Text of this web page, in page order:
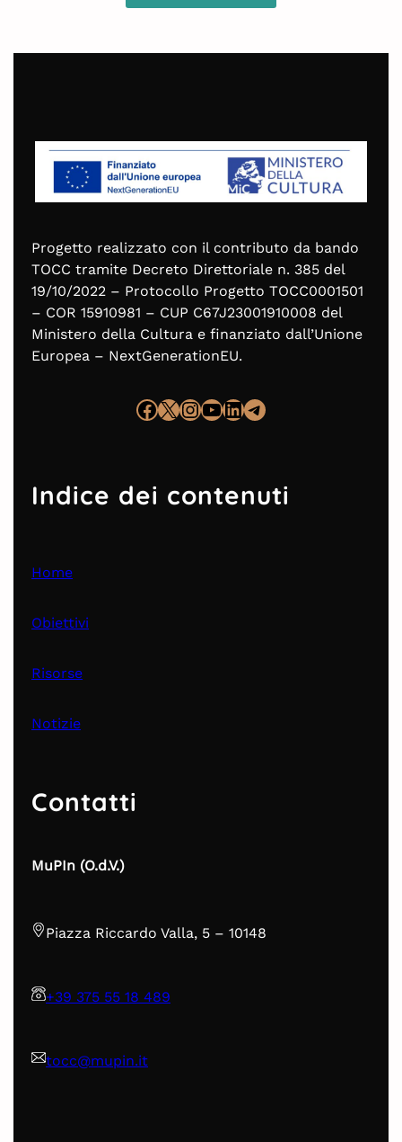
Progetto realizzato con il contributo da bando
TOCC tramite Decreto Direttoriale n. 385 del
19/10/2022 – Protocollo Progetto TOCC0001501
– COR 15910981 – CUP C67J23001910008 del
Ministero della Cultura e finanziato dall’Unione
Europea – NextGenerationEU.
Indice dei contenuti
Home
Obiettivi
Risorse
Notizie
Contatti
MuPIn (O.d.V.)
Piazza Riccardo Valla, 5 – 10148
+39 375 55 18 489
tocc@mupin.it